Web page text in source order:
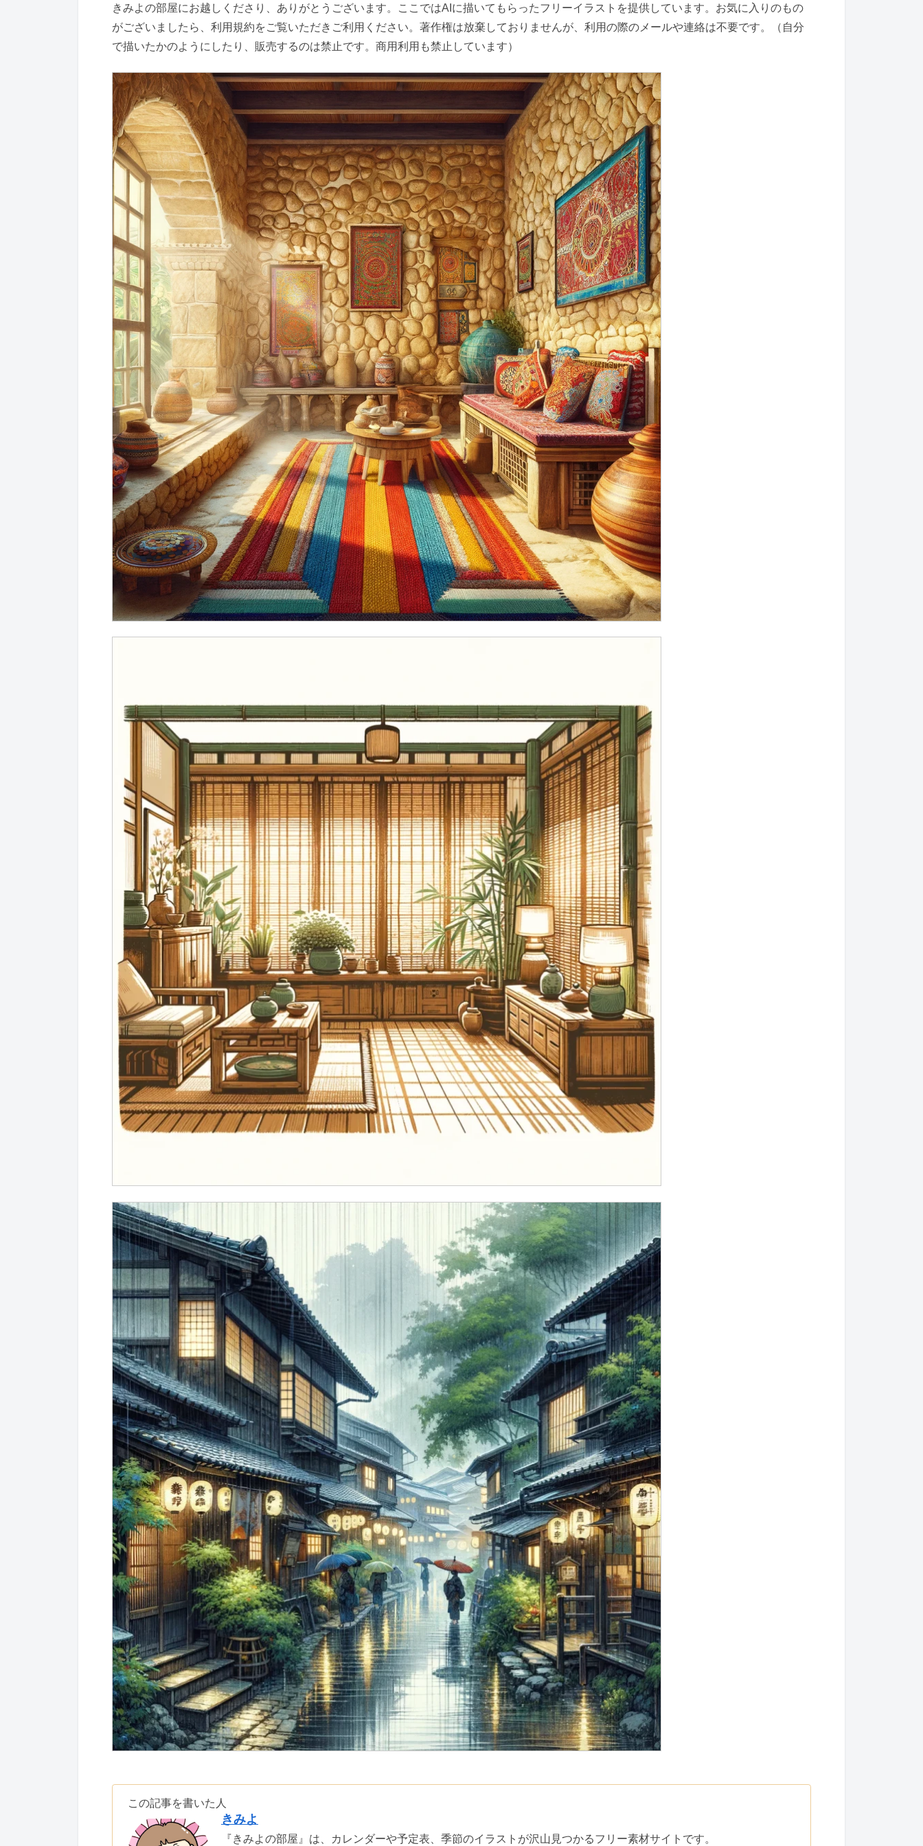
きみよの部屋にお越しくださり、ありがとうございます。ここではAIに描いてもらったフリーイラストを提供しています。お気に入りのもの
がございましたら、利用規約をご覧いただきご利用ください。著作権は放棄しておりませんが、利用の際のメールや連絡は不要です。（自分
で描いたかのようにしたり、販売するのは禁止です。商用利用も禁止しています）
この記事を書いた人
きみよ
『きみよの部屋』は、カレンダーや予定表、季節のイラストが沢山見つかるフリー素材サイトです。